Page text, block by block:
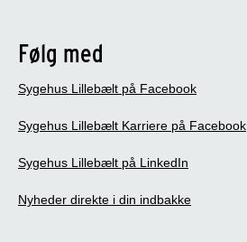
Følg med
Sygehus Lillebælt på Facebook
Sygehus Lillebælt Karriere på Facebook
Sygehus Lillebælt på LinkedIn
Nyheder direkte i din indbakke